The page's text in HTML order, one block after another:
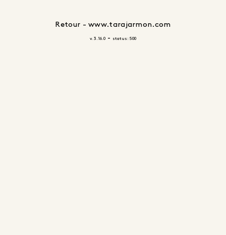
Retour - www.tarajarmon.com
v. 3.16.0 - status: 500